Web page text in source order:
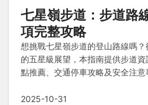
七星嶺步道：步道路
項完整攻略
想挑戰七星嶺步道的登山路線嗎
的五星級展望，本指南提供步道
點推薦、交通停車攻略及安全注
2025-10-31